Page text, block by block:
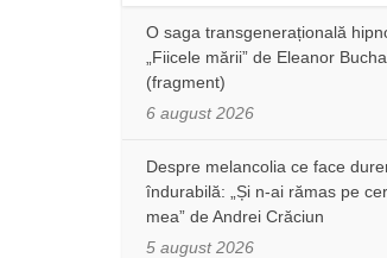
O saga transgenerațională
„Fiicele mării” de Eleanor
(fragment)
6 august 2026
Despre melancolia ce face
îndurabilă: „Și n-ai rămas pe
mea” de Andrei Crăciun
5 august 2026